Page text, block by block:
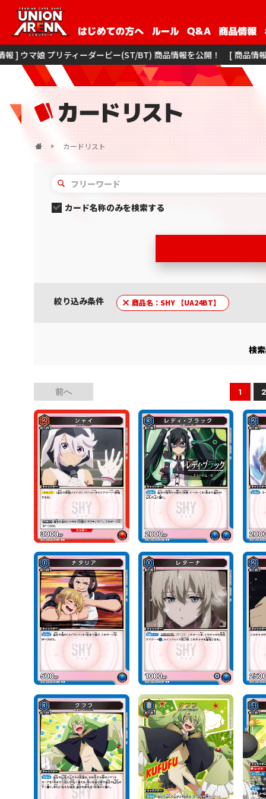
ティーダービー(ST/BT) 商品情報を公開！ [ 商品情報 ] 僕のヒーロ
カードリスト
カード名称のみを検索する
絞り込み条件 商品名：SHY 【UA24BT】
検
前へ 1 2